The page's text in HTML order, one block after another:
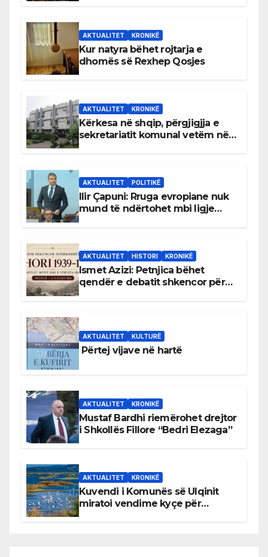
AKTUALITET KRONIKË
Kur natyra bëhet rojtarja e
dhomës së Rexhep Qosjes
AKTUALITET KRONIKË
Kërkesa në shqip, përgjigjja e
sekretariatit komunal vetëm në
AKTUALITET POLITIKË
Ilir Çapuni: Rruga evropiane nuk
mund të ndërtohet mbi ligje
AKTUALITET HISTORI KRONIKË
Ismet Azizi: Petnjica bëhet
qendër e debatit shkencor për
AKTUALITET KULTURË
Përtej vijave në hartë
AKTUALITET KRONIKË
Mustaf Bardhi riemërohet drejtor
i Shkollës Fillore “Bedri Elezaga”
AKTUALITET KRONIKË
Kuvendi i Komunës së Ulqinit
miratoi vendime kyçe për